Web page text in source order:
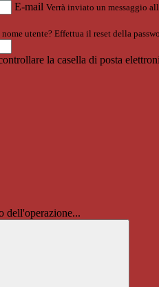
E-mail Verrà inviato un messaggio
utente? Effettua il reset della
la casella di posta
dell'operazione...